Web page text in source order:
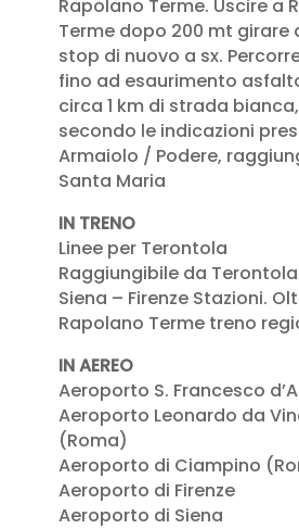
Rapolano Terme. Uscire a
Terme dopo 200 mt girare
stop di nuovo a sx.
fino ad esaurimento
circa 1 km di strada
secondo le indicazioni
Armaiolo / Podere,
Santa Maria
IN TRENO
Linee per Terontola
Raggiungibile da
Siena – Firenze Stazioni.
Rapolano Terme treno
IN AEREO
Aeroporto S. Francesco
Aeroporto Leonardo da
(Roma)
Aeroporto di Ciampino
Aeroporto di Firenze
Aeroporto di Siena